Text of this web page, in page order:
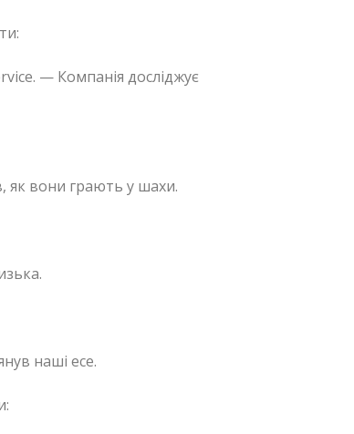
— Компанія досліджує
як вони грають у шахи.
наші есе.